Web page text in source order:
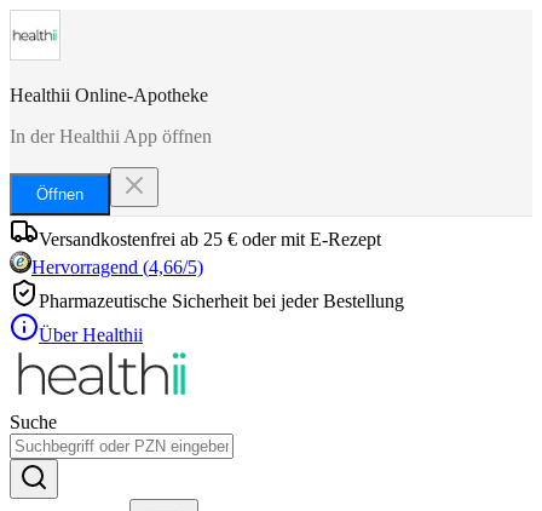
Healthii Online-Apotheke
In der Healthii App öffnen
Öffnen
Versandkostenfrei ab 25 € oder mit E-Rezept
Hervorragend (4,66/5)
Pharmazeutische Sicherheit bei jeder Bestellung
Über Healthii
Suche